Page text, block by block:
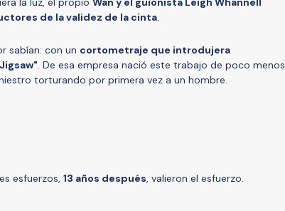
de la validez de la cinta.
sabían: con un cortometraje que introdujera
. De esa empresa nació este trabajo de poco menos
torturando por primera vez a un hombre.
esfuerzos, 13 años después, valieron el esfuerzo.